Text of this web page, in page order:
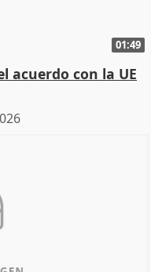
01:49
acuerdo con la UE